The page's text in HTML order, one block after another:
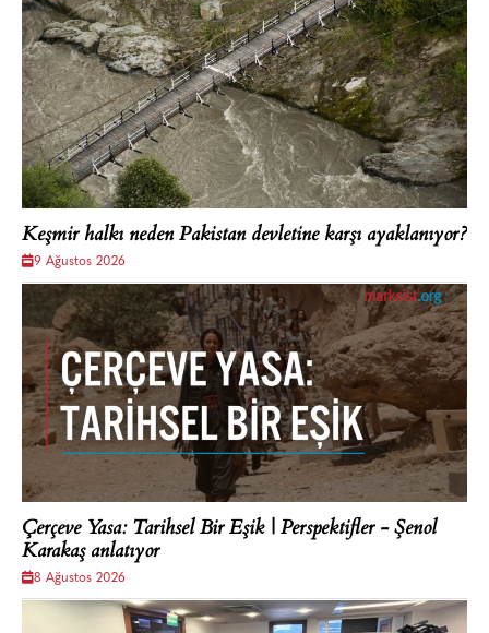
Keşmir halkı neden Pakistan devletine karşı ayaklanıyor?
9 Ağustos 2026
Çerçeve Yasa: Tarihsel Bir Eşik | Perspektifler - Şenol
Karakaş anlatıyor
8 Ağustos 2026